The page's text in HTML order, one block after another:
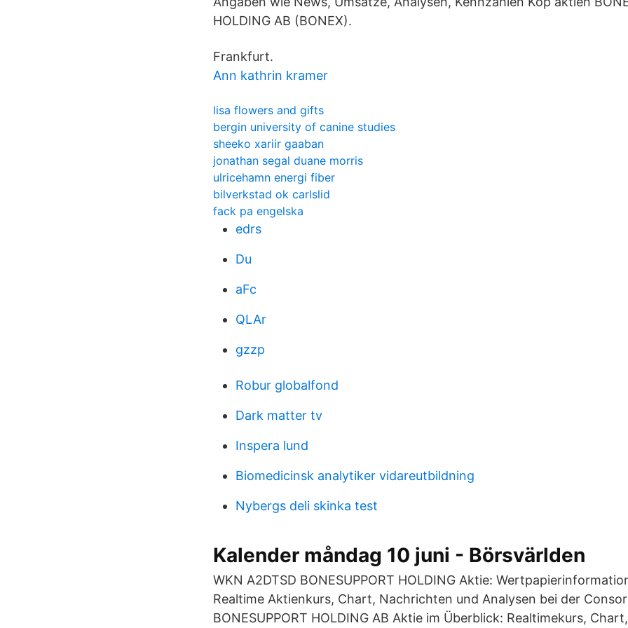
HOLDING AB (BONEX).
Frankfurt.
Ann kathrin kramer
lisa flowers and gifts
bergin university of canine studies
sheeko xariir gaaban
jonathan segal duane morris
ulricehamn energi fiber
bilverkstad ok carlslid
fack pa engelska
edrs
Du
aFc
QLAr
gzzp
Robur globalfond
Dark matter tv
Inspera lund
Biomedicinsk analytiker vidareutbildning
Nybergs deli skinka test
Kalender måndag 10 juni - Börsvärlden
WKN A2DTSD BONESUPPORT HOLDING Aktie:
Realtime Aktienkurs, Chart, Nachrichten und Analysen bei der
BONESUPPORT HOLDING AB Aktie im Überblick: Realtimekurs, Chart,